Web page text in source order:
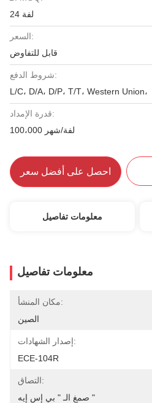
24 لفة
السعر:
قابل للتفاوض
شروط الدفع:
L/C، D/A، D/P، T/T، Western Union،
قدرة الإمداد:
100،000 لفة/شهر
احصل على أفضل سعر
معلومات تفاصيل
معلومات تفاصيل
مكان المنشأ:
الصين
إصدار الشهادات:
ECE-104R
التصاق:
صمغ الـ " بي إس إيه "